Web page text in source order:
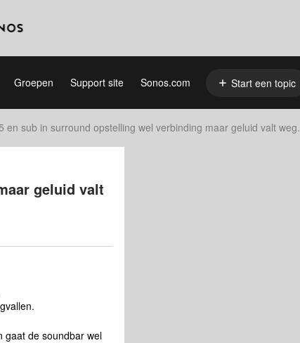
Groepen Support site Sonos.com Start een topic
en sub in surround opstelling wel verbinding maar geluid valt weg.
geluid valt
gaat de soundbar wel